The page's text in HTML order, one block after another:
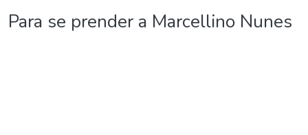
Estatísticas
Para se prender a Marcellino Nunes